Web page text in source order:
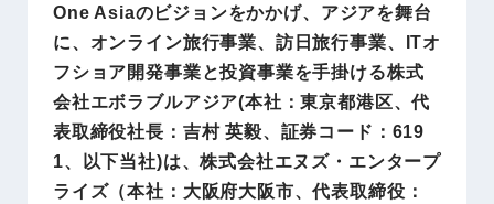
One Asiaのビジョンをかかげ、アジアを舞台
に、オンライン旅行事業、訪日旅行事業、ITオ
フショア開発事業と投資事業を手掛ける株式
会社エボラブルアジア(本社：東京都港区、代
表取締役社長：吉村 英毅、証券コード：619
1、以下当社)は、株式会社エヌズ・エンタープ
ライズ（本社：大阪府大阪市、代表取締役：